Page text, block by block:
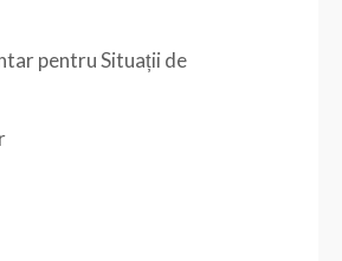
pentru Situații de